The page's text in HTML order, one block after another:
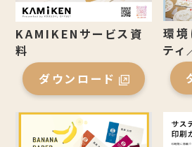
KAMIKENサービス資
料
ダウンロード
環境
ティ